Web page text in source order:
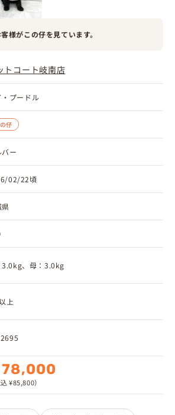
様がこの仔を見ています。
トコート岐南店
・プードル
仔
バー
02/22頃
3.0kg、母：3.0kg
上
78,000
込 ¥85,800）